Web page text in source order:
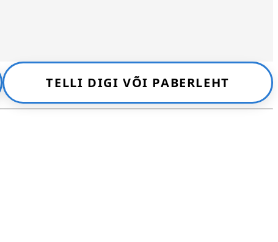
TELLI DIGI VÕI PABERLEHT